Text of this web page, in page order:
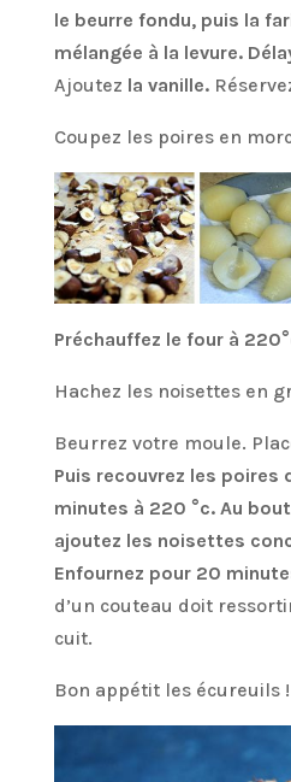
le beurre fondu, puis la
mélangée à la levure.
Ajoutez la vanille.
Coupez les poires en
Préchauffez le four à
Hachez les noisettes en
Beurrez votre moule.
Puis recouvrez les poires
minutes à 220 °c. Au
ajoutez les noisettes
Enfournez pour 20
d’un couteau doit
cuit.
Bon appétit les écureuils !